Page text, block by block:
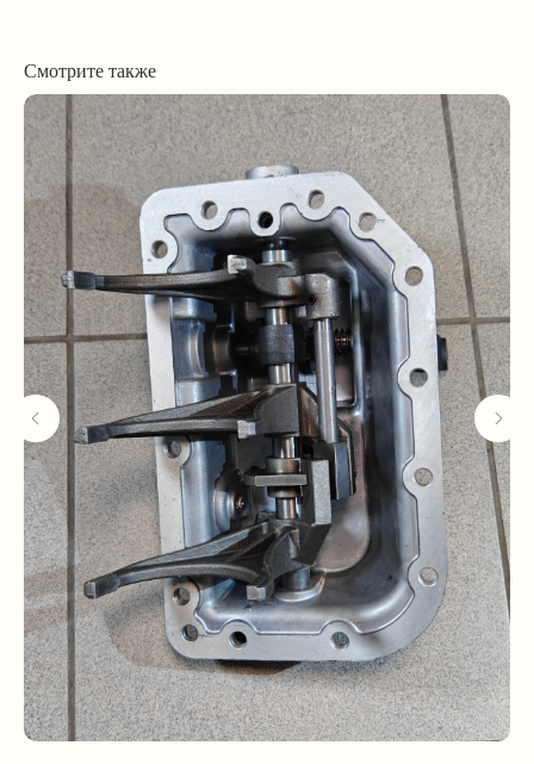
Смотрите также